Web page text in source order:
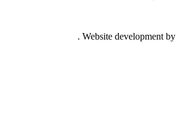
Website development by
.